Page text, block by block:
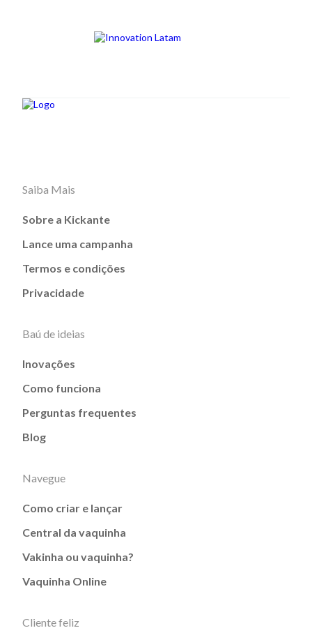
Saiba Mais
Sobre a Kickante
Lance uma campanha
Termos e condições
Privacidade
Baú de ideias
Inovações
Como funciona
Perguntas frequentes
Blog
Navegue
Como criar e lançar
Central da vaquinha
Vakinha ou vaquinha?
Vaquinha Online
Cliente feliz